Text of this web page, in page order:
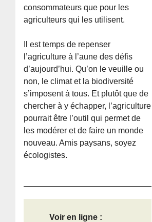
consommateurs que pour les
agriculteurs qui les utilisent.
Il est temps de repenser
l’agriculture à l’aune des défis
d’aujourd’hui. Qu’on le veuille ou
non, le climat et la biodiversité
s’imposent à tous. Et plutôt que de
chercher à y échapper, l’agriculture
pourrait être l’outil qui permet de
les modérer et de faire un monde
nouveau. Amis paysans, soyez
écologistes.
Voir en ligne :